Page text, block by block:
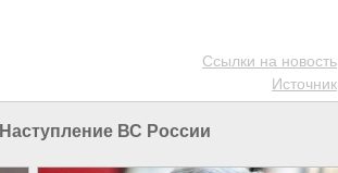
Ссылки на новость
Источник
Наступление ВС России